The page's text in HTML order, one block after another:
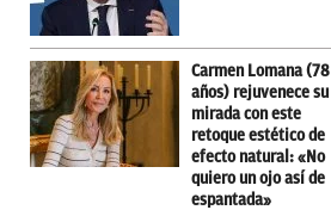
Carmen Lomana (78
años) rejuvenece su
mirada con este
retoque estético de
efecto natural: «No
quiero un ojo así de
espantada»